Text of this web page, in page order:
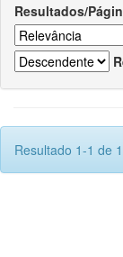
Resultados/
Resultado 1-1 de